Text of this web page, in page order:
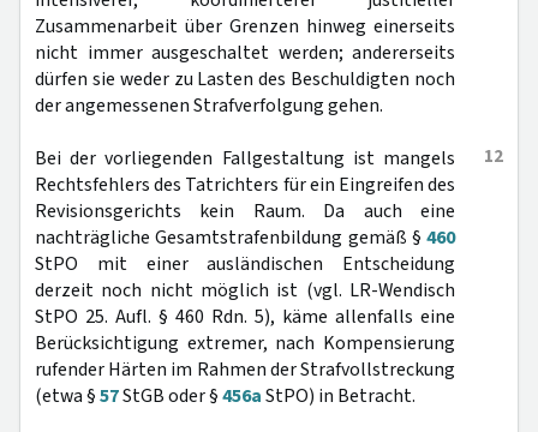
Zusammenarbeit über Grenzen hinweg einerseits
nicht immer ausgeschaltet werden; andererseits
dürfen sie weder zu Lasten des Beschuldigten noch
der angemessenen Strafverfolgung gehen.
12
Bei der vorliegenden Fallgestaltung ist mangels
Rechtsfehlers des Tatrichters für ein Eingreifen des
Revisionsgerichts kein Raum. Da auch eine
nachträgliche Gesamtstrafenbildung gemäß § 460
StPO mit einer ausländischen Entscheidung
derzeit noch nicht möglich ist (vgl. LR-Wendisch
StPO 25. Aufl. § 460 Rdn. 5), käme allenfalls eine
Berücksichtigung extremer, nach Kompensierung
rufender Härten im Rahmen der Strafvollstreckung
(etwa §57StGB oder §456aStPO) in Betracht.